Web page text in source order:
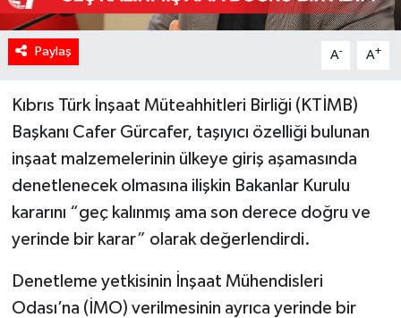
Paylaş A- A+
Kıbrıs Türk İnşaat Müteahhitleri Birliği (KTİMB)
Başkanı Cafer Gürcafer, taşıyıcı özelliği bulunan
inşaat malzemelerinin ülkeye giriş aşamasında
denetlenecek olmasına ilişkin Bakanlar Kurulu
kararını “geç kalınmış ama son derece doğru ve
yerinde bir karar” olarak değerlendirdi.
Denetleme yetkisinin İnşaat Mühendisleri
Odası’na (İMO) verilmesinin ayrıca yerinde bir